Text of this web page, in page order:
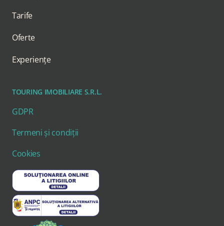
Tarife
Oferte
Experiențe
TOURING IMOBILIARE S.R.L.
GDPR
Termeni și condiții
Cookies